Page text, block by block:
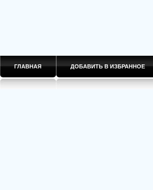
ГЛАВНАЯ ДОБАВИТЬ В ИЗБРАННОЕ